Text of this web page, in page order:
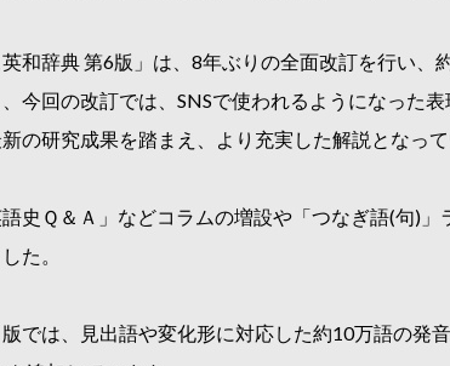
英和辞典 第6版」は、8年ぶりの全面改訂を行い
今回の改訂では、SNSで使われるようになった
の研究成果を踏まえ、より充実した解説となって
史Ｑ＆Ａ」などコラムの増設や「つなぎ語(句)
た。
では、見出語や変化形に対応した約10万語の発